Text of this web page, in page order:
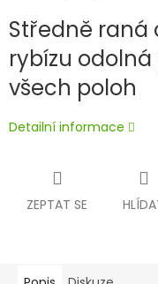
Středně raná
rybízu
všech poloh
Detailní informace
ZEPTAT SE